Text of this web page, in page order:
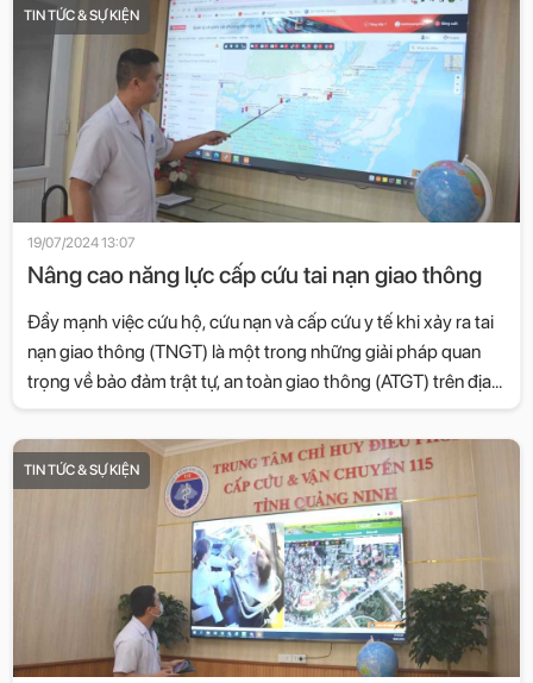
TIN TỨC & SỰ KIỆN
19/07/2024 13:07
Nâng cao năng lực cấp cứu tai nạn giao thông
Ðẩy mạnh việc cứu hộ, cứu nạn và cấp cứu y tế khi xảy ra tai
nạn giao thông (TNGT) là một trong những giải pháp quan
trọng về bảo đảm trật tự, an toàn giao thông (ATGT) trên địa
bàn tỉnh Quảng Ninh.
TIN TỨC & SỰ KIỆN